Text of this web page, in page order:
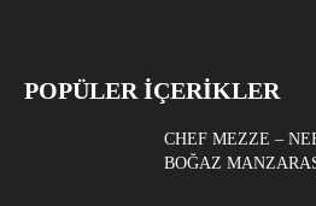
POPÜLER İÇERİKLER
CHEF MEZZE –
BOĞAZ